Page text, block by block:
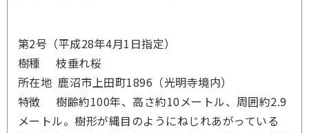
第2号（平成28年4月1日指定）
樹種 枝垂れ桜
所在地 鹿沼市上田町1896（光明寺境内）
特徴 樹齢約100年、高さ約10メートル、周囲約2.9
メートル。樹形が縄目のようにねじれあがっている